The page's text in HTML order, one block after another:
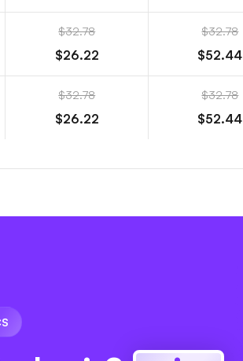
$32.78
$26.22
$32.78
$52.44
$32.78
$26.22
$32.78
$52.44